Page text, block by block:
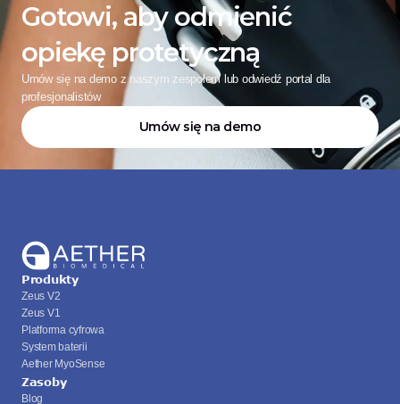
Gotowi, aby odmienić
opiekę protetyczną
Umów się na demo z naszym zespołem lub odwiedź portal dla
profesjonalistów
Umów się na demo
Produkty
Zeus V2
Zeus V1
Platforma cyfrowa
System baterii
Aether MyoSense
Zasoby
Blog